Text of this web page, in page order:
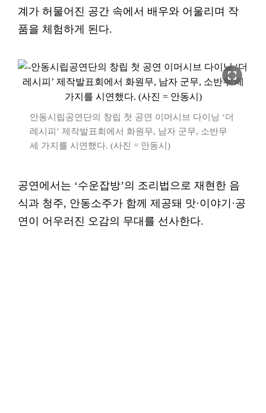
계가 허물어진 공간 속에서 배우와 어울리며 작
품을 체험하게 된다.
fullscreen
안동시립공연단의 창립 첫 공연 이머시브 다이닝 ‘더
레시피’ 제작발표회에서 화원무, 남자 군무, 소반무
세 가지를 시연했다. (사진 = 안동시)
공연에서는 ‘수운잡방’의 조리법으로 재현한 음
식과 청주, 안동소주가 함께 제공돼 맛·이야기·공
연이 어우러진 오감의 무대를 선사한다.